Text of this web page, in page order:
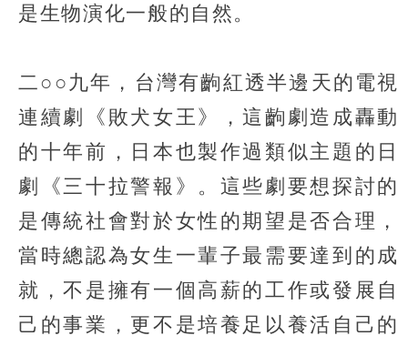
是生物演化一般的自然。
二○○九年，台灣有齣紅透半邊天的電視
連續劇《敗犬女王》，這齣劇造成轟動
的十年前，日本也製作過類似主題的日
劇《三十拉警報》。這些劇要想探討的
是傳統社會對於女性的期望是否合理，
當時總認為女生一輩子最需要達到的成
就，不是擁有一個高薪的工作或發展自
己的事業，更不是培養足以養活自己的